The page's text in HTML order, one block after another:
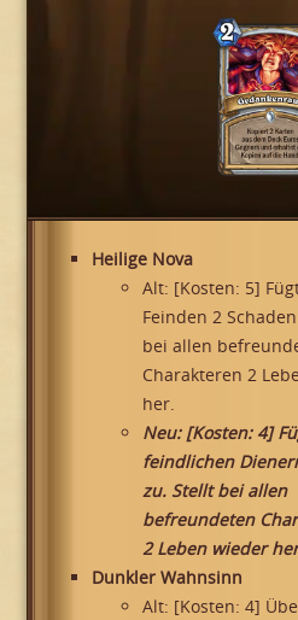
Heilige Nova
Alt: [Kosten: 5]
Feinden 2
bei allen
Charakteren 2
her.
Neu: [Kosten: 4]
feindlichen
zu. Stellt bei allen
befreundeten
2 Leben wieder
Dunkler Wahnsinn
Alt: [Kosten: 4]